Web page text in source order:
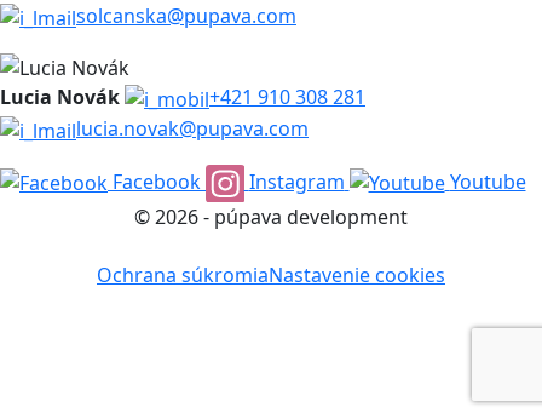
solcanska@pupava.com
Lucia Novák
+421 910 308 281
lucia.novak@pupava.com
Facebook
Instagram
Youtube
© 2026 - púpava development
Ochrana súkromiaNastavenie cookies